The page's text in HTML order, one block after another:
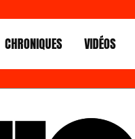
CHRONIQUES VIDÉOS